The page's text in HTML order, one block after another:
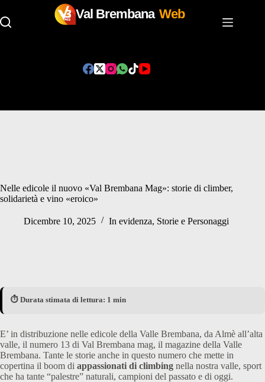
Val Brembana Web
Nelle edicole il nuovo «Val Brembana Mag»: storie di climber,
solidarietà e vino «eroico»
Dicembre 10, 2025 In evidenza, Storie e Personaggi
⏱️ Durata stimata di lettura: 1 min
E’ in distribuzione nelle edicole della Valle Brembana, da Almè all’alta
valle, il numero 13 di Val Brembana mag, il magazine della Valle
Brembana. Tante le storie anche in questo numero che mette in
copertina il boom di appassionati di climbing nella nostra valle, sport
che ha tante “palestre” naturali, campioni del passato e di oggi.